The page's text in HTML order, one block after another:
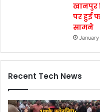
खानपुर
पर हुई
सामने
Recent Tech News